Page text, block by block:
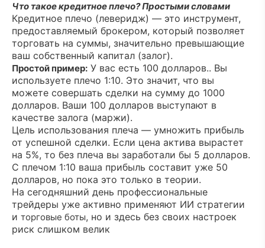
Что такое кредитное плечо? Простыми словами
Кредитное плечо (леверидж) — это инструмент,
предоставляемый брокером, который позволяет
торговать на суммы, значительно превышающие
ваш собственный капитал (залог).
Простой пример: У вас есть 100 долларов.. Вы
используете плечо 1:10. Это значит, что вы
можете совершать сделки на сумму до 1000
долларов. Ваши 100 долларов выступают в
качестве залога (маржи).
Цель использования плеча — умножить прибыль
от успешной сделки. Если цена актива вырастет
на 5%, то без плеча вы заработали бы 5 долларов.
С плечом 1:10 ваша прибыль составит уже 50
долларов, но пока это только в теории.
На сегодняшний день профессиональные
трейдеры уже активно применяют ИИ стратегии
и торговые боты, но и здесь без своих настроек
риск слишком велик